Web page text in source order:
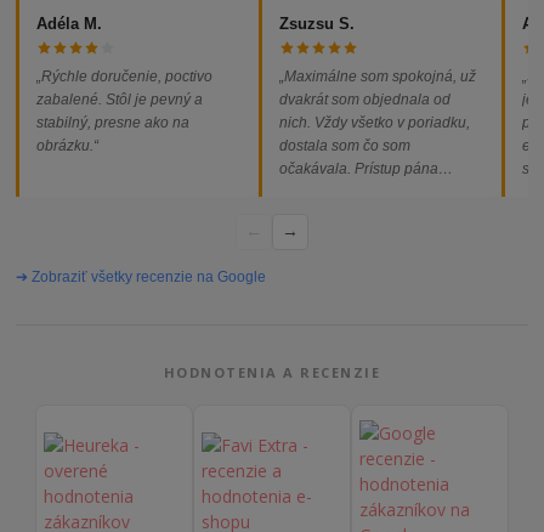
Adéla M.
„Rýchle doručenie, poctivo
zabalené. Stôl je pevný a
stabilný, presne ako na
obrázku.“
Zsuzsu S.
„Maximálne som spokojná, už
dvakrát som objednala od
nich. Vždy všetko v poriadku,
dostala som čo som
očakávala. Prístup pána
problémov. Vrele odporúčam!“
→
➔ Zobraziť všetky recenzie na Google
HODNOTENIA A RECENZIE